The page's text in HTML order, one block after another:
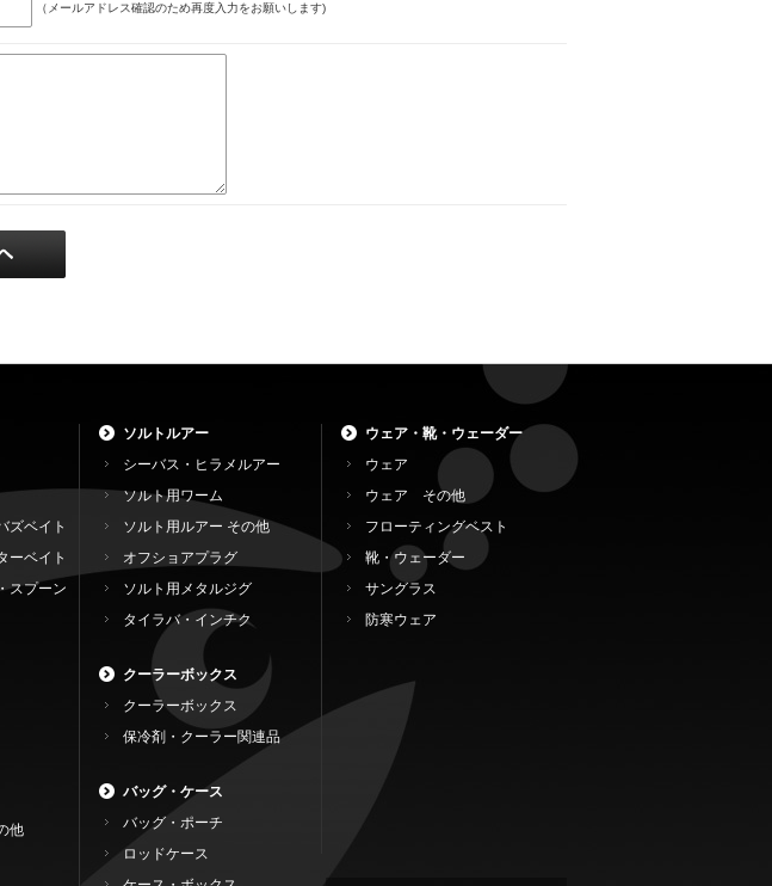
（メールアドレス確認のため再度入力をお願いします)
ズベイト
ーベイト
スプーン
他
ソルトルアー
シーバス・ヒラメルアー
ソルト用ワーム
ソルト用ルアー その他
オフショアプラグ
ソルト用メタルジグ
タイラバ・インチク
クーラーボックス
クーラーボックス
保冷剤・クーラー関連品
バッグ・ケース
バッグ・ポーチ
ロッドケース
ウェア・靴・ウェーダー
ウェア
ウェア その他
フローティングベスト
靴・ウェーダー
サングラス
防寒ウェア